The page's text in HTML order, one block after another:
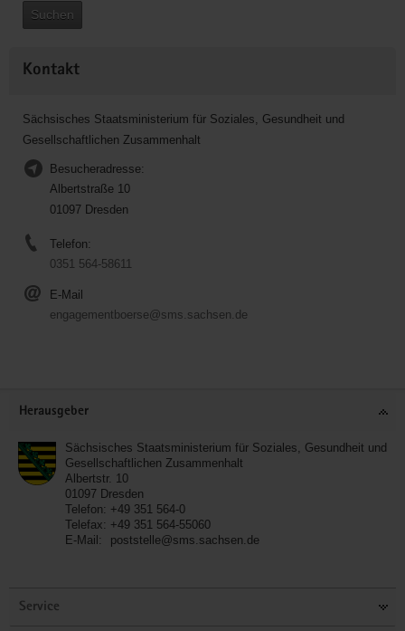
Suchen
Kontakt
Sächsisches Staatsministerium für Soziales, Gesundheit und
Gesellschaftlichen Zusammenhalt
Besucheradresse:
Albertstraße 10
01097 Dresden
Telefon:
0351 564-58611
E-Mail
engagementboerse@sms.sachsen.de
Herausgeber
Sächsisches Staatsministerium für Soziales, Gesundheit und
Gesellschaftlichen Zusammenhalt
Albertstr. 10
01097 Dresden
Telefon: +49 351 564-0
Telefax: +49 351 564-55060
E-Mail:
poststelle@sms.sachsen.de
Service